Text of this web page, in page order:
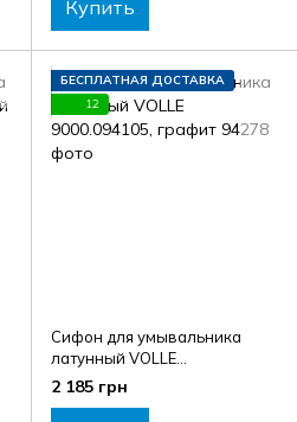
Купить
БЕСПЛАТНАЯ ДОСТАВКА
12
Сифон для умывальника
латунный VOLLE
9000.094105, графит
2 185 грн